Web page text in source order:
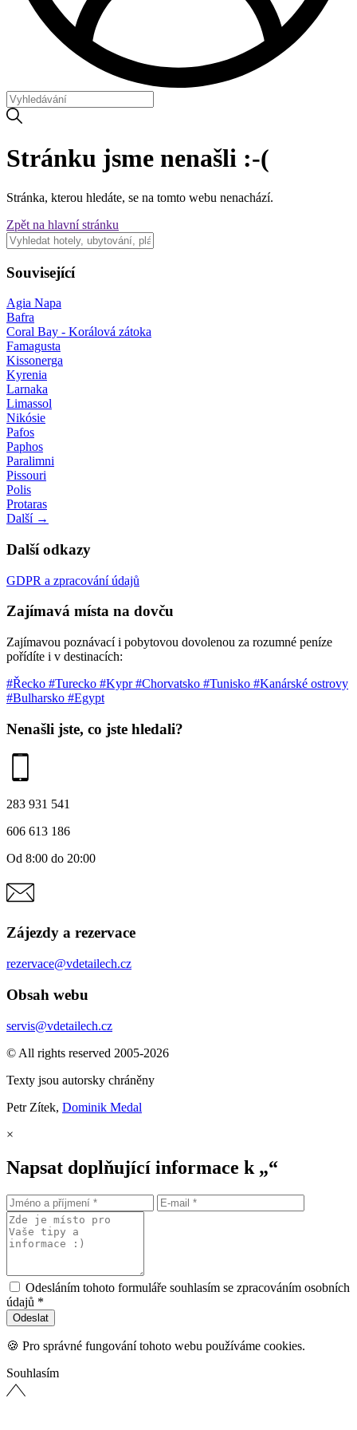
Stránku jsme nenašli :-(
Stránka, kterou hledáte, se na tomto webu nenachází.
Zpět na hlavní stránku
Související
Agia Napa
Bafra
Coral Bay - Korálová zátoka
Famagusta
Kissonerga
Kyrenia
Larnaka
Limassol
Nikósie
Pafos
Paphos
Paralimni
Pissouri
Polis
Protaras
Další →
Další odkazy
GDPR a zpracování údajů
Zajímavá místa na dovču
Zajímavou poznávací i pobytovou dovolenou za rozumné peníze
pořídíte i v destinacích:
#Řecko #Turecko #Kypr#Chorvatsko #Tunisko #Kanárské ostrovy
#Bulharsko #Egypt
Nenašli jste, co jste hledali?
283 931 541
606 613 186
Od 8:00 do 20:00
Zájezdy a rezervace
rezervace@vdetailech.cz
Obsah webu
servis@vdetailech.cz
© All rights reserved 2005-2026
Texty jsou autorsky chráněny
Petr Zítek, Dominik Medal
×
Napsat doplňující informace k „“
Odesláním tohoto formuláře souhlasím se zpracováním osobních
údajů *
🍪 Pro správné fungování tohoto webu používáme cookies.
Souhlasím